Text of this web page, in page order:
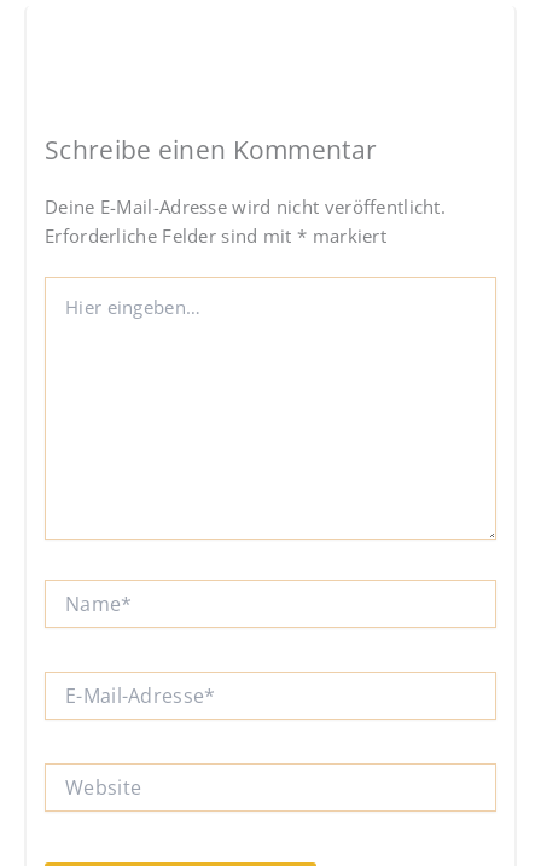
Schreibe einen Kommentar
Deine E-Mail-Adresse wird nicht veröffentlicht.
Erforderliche Felder sind mit * markiert
eingeben…
Mail-
Website